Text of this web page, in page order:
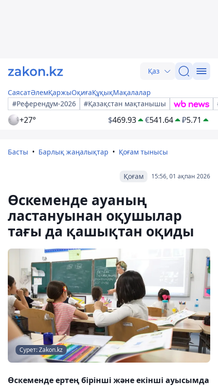
Қаз
СаясатӘлемҚаржыОқиғаҚұқықМақалалар
#Референдум-2026
#Қазақстан мақтанышы
+27° $469.93 €541.64 ₽5.71
Басты Барлық жаңалықтар Қоғам тынысы
15:56, 01 ақпан 2026
Қоғам
Өскеменде ауаның
ластануынан оқушылар
тағы да қашықтан оқиды
Сурет: Zakon.kz
Өскеменде ертең бірінші және екінші ауысымда